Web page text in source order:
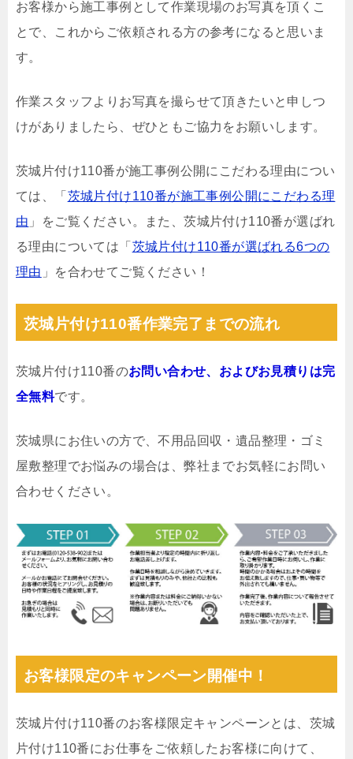
お客様から施工事例として作業現場のお写真を頂くこ
とで、これからご依頼される方の参考になると思いま
す。
作業スタッフよりお写真を撮らせて頂きたいと申しつ
けがありましたら、ぜひともご協力をお願いします。
茨城片付け110番が施工事例公開にこだわる理由につい
ては、「 茨城片付け110番が施工事例公開にこだわる理
由 」をご覧ください。また、茨城片付け110番が選ばれ
る理由については「 茨城片付け110番が選ばれる6つの
理由 」を合わせてご覧ください！
茨城片付け110番作業完了までの流れ
茨城片付け110番のお問い合わせ、およびお見積りは完
全無料です。
茨城県にお住いの方で、不用品回収・遺品整理・ゴミ
屋敷整理でお悩みの場合は、弊社までお気軽にお問い
合わせください。
お客様限定のキャンペーン開催中！
茨城片付け110番のお客様限定キャンペーンとは、茨城
片付け110番にお仕事をご依頼したお客様に向けて、